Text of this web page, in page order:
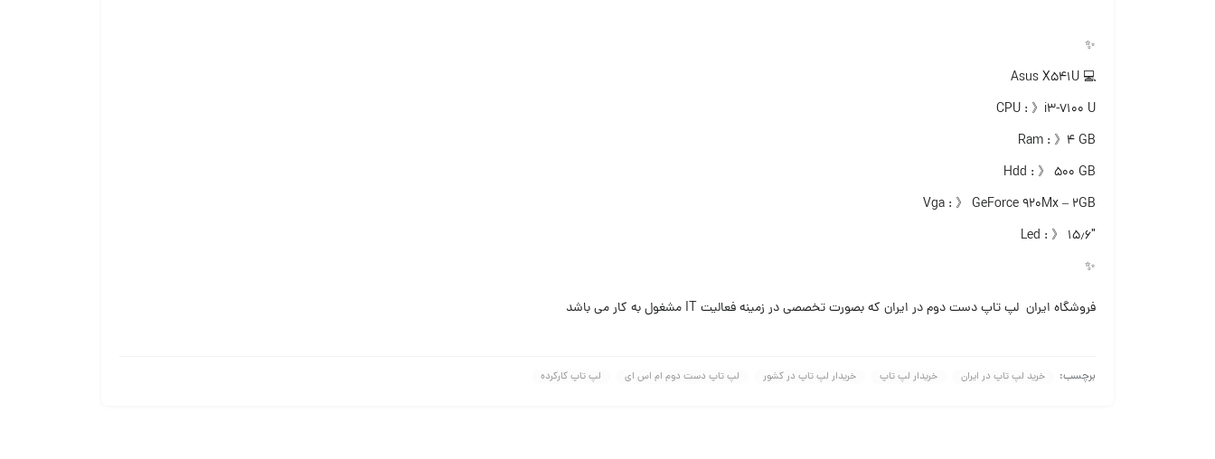
✨
💻 Asus X541U
CPU : 》i3-7100 U
Ram : 》۴ GB
Hdd : 》 ۵۰۰ GB
Vga : 》 GeForce 920Mx – 2GB
Led : 》 ۱۵٫۶″
✨
فروشگاه ایران لپ تاپ دست دوم در ایران که بصورت تخصصی در زمینه فعالیت IT مشغول به کار می باشد
برچسب: خرید لپ تاپ در ایران خریدار لپ تاپ خریدار لپ تاپ در کشور لپ تاپ دست دوم ام اس ای لپ تاپ کارکرده